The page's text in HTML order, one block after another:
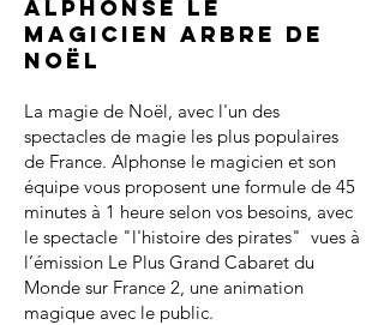
Alphonse le
magicien arbre de
noël
La magie de Noël, avec l'un des
spectacles de magie les plus populaires
de France. Alphonse le magicien et son
équipe vous proposent une formule de 45
minutes à 1 heure selon vos besoins, avec
le spectacle "l'histoire des pirates" vues à
l’émission Le Plus Grand Cabaret du
Monde sur France 2, une animation
magique avec le public.